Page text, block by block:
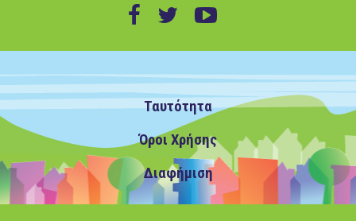
Ταυτότητα
Όροι Χρήσης
Διαφήμιση